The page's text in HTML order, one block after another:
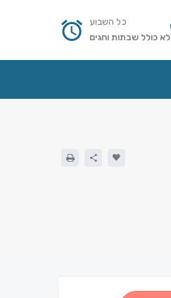
כל השבוע
לא כולל שבתות וחגים